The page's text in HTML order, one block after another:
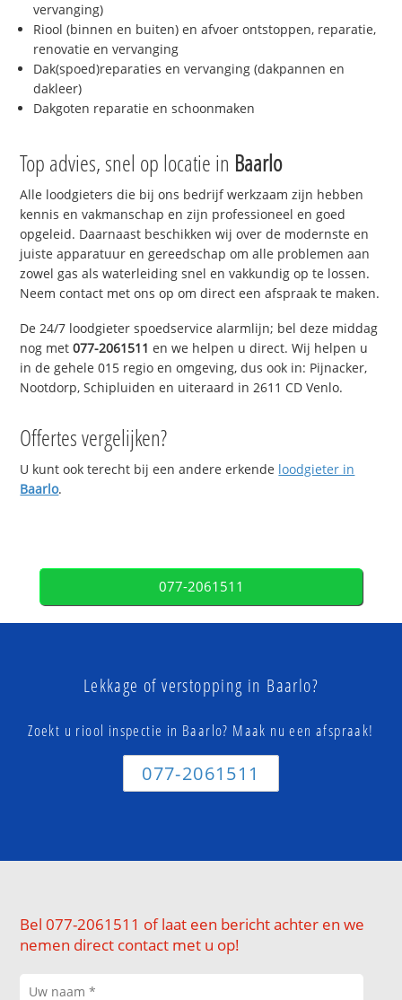
vervanging)
Riool (binnen en buiten) en afvoer ontstoppen, reparatie,
renovatie en vervanging
Dak(spoed)reparaties en vervanging (dakpannen en
dakleer)
Dakgoten reparatie en schoonmaken
Top advies, snel op locatie in Baarlo
Alle loodgieters die bij ons bedrijf werkzaam zijn hebben
kennis en vakmanschap en zijn professioneel en goed
opgeleid. Daarnaast beschikken wij over de modernste en
juiste apparatuur en gereedschap om alle problemen aan
zowel gas als waterleiding snel en vakkundig op te lossen.
Neem contact met ons op om direct een afspraak te maken.
De 24/7 loodgieter spoedservice alarmlijn; bel deze middag
nog met077-2061511 en we helpen u direct. Wij helpen u
in de gehele 015 regio en omgeving, dus ook in: Pijnacker,
Nootdorp, Schipluiden en uiteraard in 2611 CD Venlo.
Offertes vergelijken?
U kunt ook terecht bij een andere erkende loodgieter in
Baarlo.
077-2061511
Lekkage of verstopping in Baarlo?
Zoekt u riool inspectie in Baarlo? Maak nu een afspraak!
077-2061511
Bel 077-2061511 of laat een bericht achter en we
nemen direct contact met u op!